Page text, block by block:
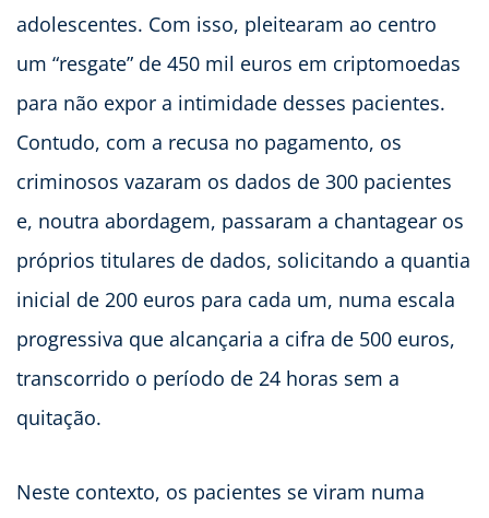
adolescentes. Com isso, pleitearam ao centro
um “resgate” de 450 mil euros em criptomoedas
para não expor a intimidade desses pacientes.
Contudo, com a recusa no pagamento, os
criminosos vazaram os dados de 300 pacientes
e, noutra abordagem, passaram a chantagear os
próprios titulares de dados, solicitando a quantia
inicial de 200 euros para cada um, numa escala
progressiva que alcançaria a cifra de 500 euros,
transcorrido o período de 24 horas sem a
quitação.
Neste contexto, os pacientes se viram numa